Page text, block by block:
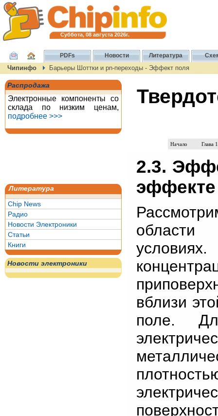
Суббота, 08 августа 2026г.
PDFs Новости Литература
Чипинфо Барьеры Шоттки и pn-переходы - Эффект поля
Распродажа
Электронные компоненты со
склада по низким ценам,
подробнее >>>
Литература
Chip News
Радио
Новости Электроники
Статьи
Книги
Новости электроники
Начало Глава 1
2.3.
области
вблизи
поле.